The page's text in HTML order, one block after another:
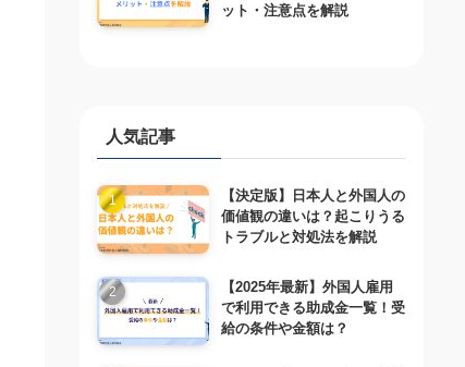
ット・注意点を解説
人気記事
【決定版】日本人と外国人の
価値観の違いは？起こりうる
トラブルと対処法を解説
【2025年最新】外国人雇用
で利用できる助成金一覧！受
給の条件や金額は？